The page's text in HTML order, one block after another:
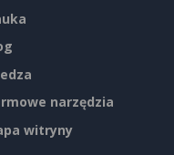
narzędzia
witryny